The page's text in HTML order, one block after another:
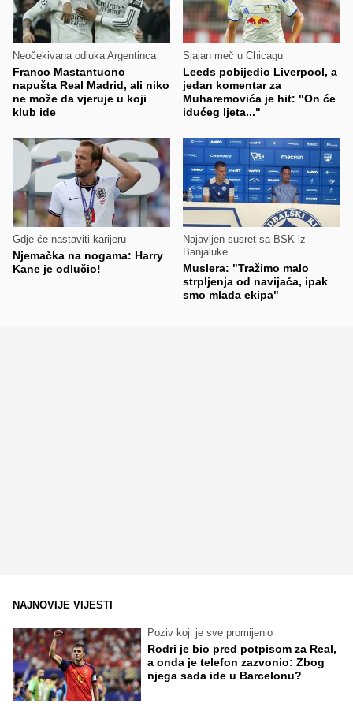
Neočekivana odluka Argentinca
Franco Mastantuono
napušta Real Madrid, ali niko
ne može da vjeruje u koji
klub ide
Sjajan meč u Chicagu
Leeds pobijedio Liverpool, a
jedan komentar za
Muharemovića je hit: "On će
idućeg ljeta..."
Gdje će nastaviti karijeru
Njemačka na nogama: Harry
Kane je odlučio!
Najavljen susret sa BSK iz
Banjaluke
Muslera: "Tražimo malo
strpljenja od navijača, ipak
smo mlada ekipa"
NAJNOVIJE VIJESTI
Poziv koji je sve promijenio
Rodri je bio pred potpisom za Real,
a onda je telefon zazvonio: Zbog
njega sada ide u Barcelonu?